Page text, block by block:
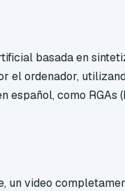
basada en
el ordenador,
español, como RGAs
un video